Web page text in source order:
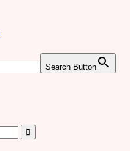
Search Button